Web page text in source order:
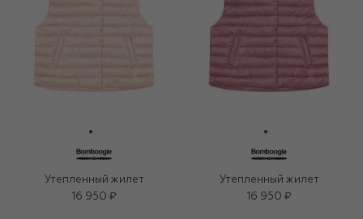
Утепленный жилет
16 950 ₽
Утепленный жилет
16 950 ₽